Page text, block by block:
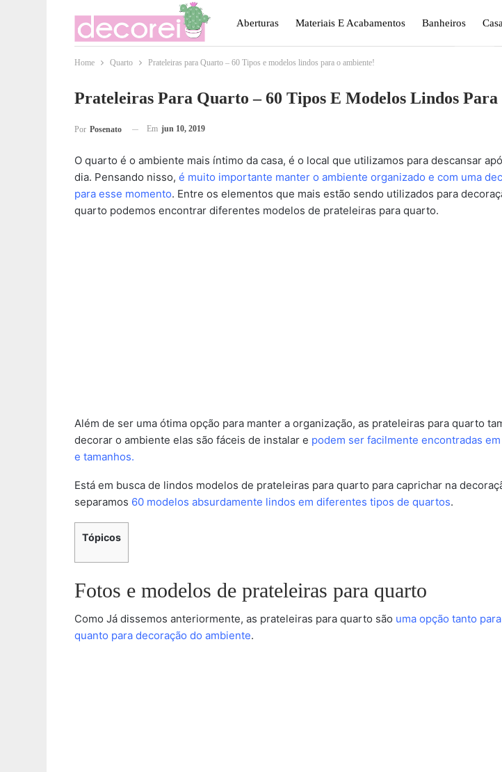
Aberturas Materiais E Acabamentos Banheiros
Móveis Paisagismo E Jardinagem
Home Quarto Prateleiras para Quarto – 60 Tipos e modelos lindos para o ambiente!
Prateleiras Para Quarto – 60 Tipos E Modelos Lindos
Por Posenato Em jun 10, 2019
O quarto é o ambiente mais íntimo da casa, é o local que utilizamos para descansar
dia. Pensando nisso, é muito importante manter o ambiente organizado e com uma
para esse momento. Entre os elementos que mais estão sendo utilizados para
quarto podemos encontrar diferentes modelos de prateleiras para quarto.
Além de ser uma ótima opção para manter a organização, as prateleiras para quarto
decorar o ambiente elas são fáceis de instalar e podem ser facilmente encontradas
e tamanhos.
Está em busca de lindos modelos de prateleiras para quarto para caprichar na
separamos 60 modelos absurdamente lindos em diferentes tipos de quartos.
Tópicos
Fotos e modelos de prateleiras para quarto
Como Já dissemos anteriormente, as prateleiras para quarto são uma opção tanto
quanto para decoração do ambiente.